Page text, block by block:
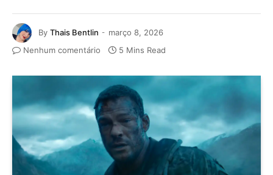
By Thais Bentlin
março 8, 2026
Nenhum comentário
5 Mins Read